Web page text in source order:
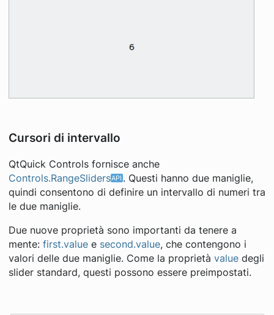
Cursori di intervallo
QtQuick Controls fornisce anche
Controls.RangeSliders
. Questi hanno due maniglie,
quindi consentono di definire un intervallo di numeri tra
le due maniglie.
Due nuove proprietà sono importanti da tenere a
mente: first.valuee second.value, che contengono i
valori delle due maniglie. Come la proprietà valuedegli
slider standard, questi possono essere preimpostati.